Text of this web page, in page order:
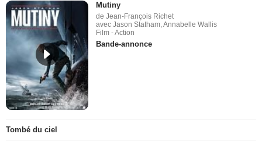
Mutiny
de Jean-François Richet
avec Jason Statham, Annabelle Wallis
Film - Action
Bande-annonce
Tombé du ciel